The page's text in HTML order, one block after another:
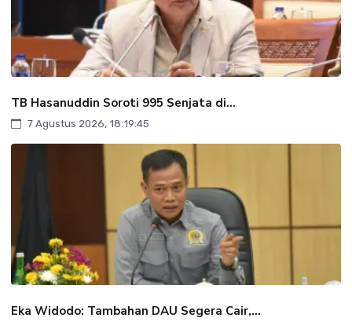
TB Hasanuddin Soroti 995 Senjata di...
7 Agustus 2026, 18:19:45
Eka Widodo: Tambahan DAU Segera Cair,...